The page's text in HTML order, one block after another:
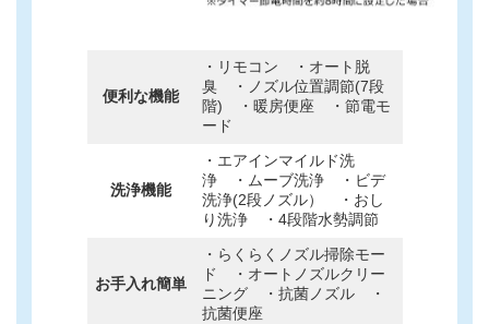
便利な機能
・リモコン ・オート脱
臭 ・ノズル位置調節(7段
階) ・暖房便座 ・節電モ
ード
洗浄機能
・エアインマイルド洗
浄 ・ムーブ洗浄 ・ビデ
洗浄(2段ノズル） ・おし
り洗浄 ・4段階水勢調節
お手入れ簡単
・らくらくノズル掃除モー
ド ・オートノズルクリー
ニング ・抗菌ノズル ・
抗菌便座